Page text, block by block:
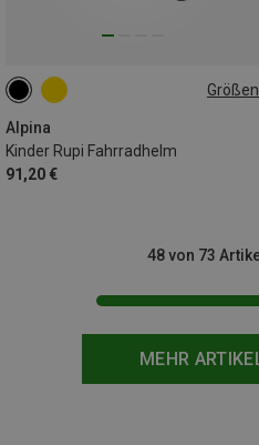
Größen
Alpina
Kinder Rupi Fahrradhelm
91,20 €
50-55CM
MEHR
48 von 73